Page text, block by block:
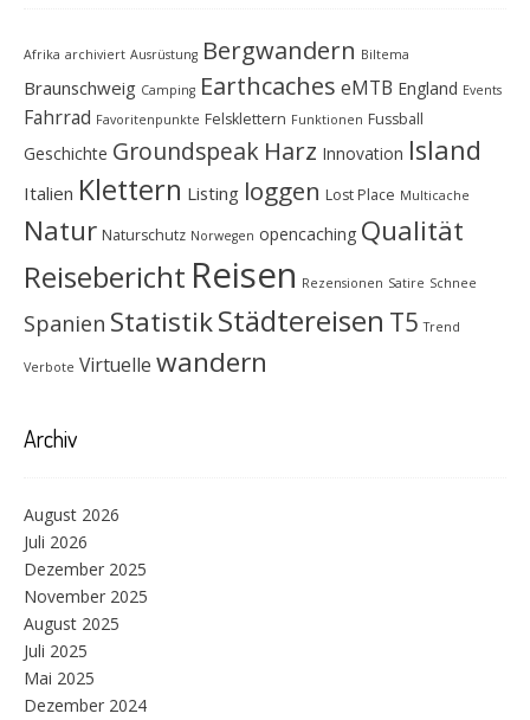
Afrika archiviert Ausrüstung Bergwandern Biltema
Braunschweig Camping Earthcaches eMTB England Events
Fahrrad Favoritenpunkte Felsklettern Funktionen Fussball
Geschichte Groundspeak Harz Innovation Island
Italien Klettern Listing loggen Lost Place Multicache
Natur Naturschutz Norwegen opencaching Qualität
Reisebericht Reisen Rezensionen Satire Schnee
Spanien StatistikStädtereisen T5 Trend
Verbote Virtuelle wandern
Archiv
August 2026
Juli 2026
Dezember 2025
November 2025
August 2025
Juli 2025
Mai 2025
Dezember 2024